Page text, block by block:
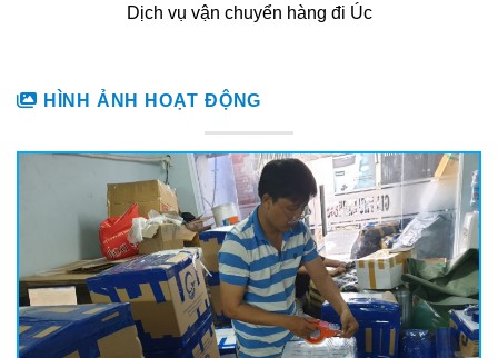
Dịch vụ vận chuyển hàng đi Úc
HÌNH ẢNH HOẠT ĐỘNG